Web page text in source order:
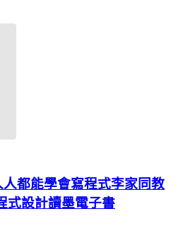
人都能學會寫程式李家同教
式設計讀墨電子書